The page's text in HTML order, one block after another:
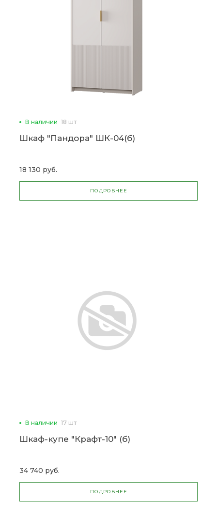
В наличии 18 шт
Шкаф "Пандора" ШК-04(б)
18 130 руб.
ПОДРОБНЕЕ
В наличии 17 шт
Шкаф-купе "Крафт-10" (б)
34 740 руб.
ПОДРОБНЕЕ